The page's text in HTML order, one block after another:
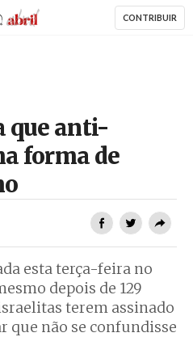
AbrilAbril CONTRIBUIR
que anti-
forma de
esta terça-feira no
depois de 129
terem assinado
que não se confundisse